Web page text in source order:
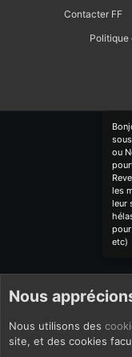
Contacter FF
ou
les
leur
etc)
Nous
Nous utilisons des
site, et des cookies